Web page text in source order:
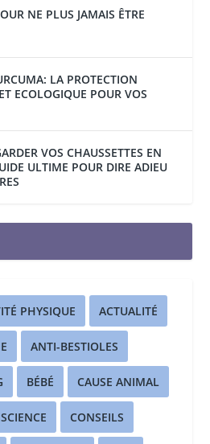
NE PLUS JAMAIS ÊTRE
LA PROTECTION
ECOLOGIQUE POUR VOS
VOS CHAUSSETTES EN
ULTIME POUR DIRE ADIEU
PHYSIQUE ACTUALITÉ
ANTI-BESTIOLES
BÉBÉ CAUSE ANIMAL
CONSEILS